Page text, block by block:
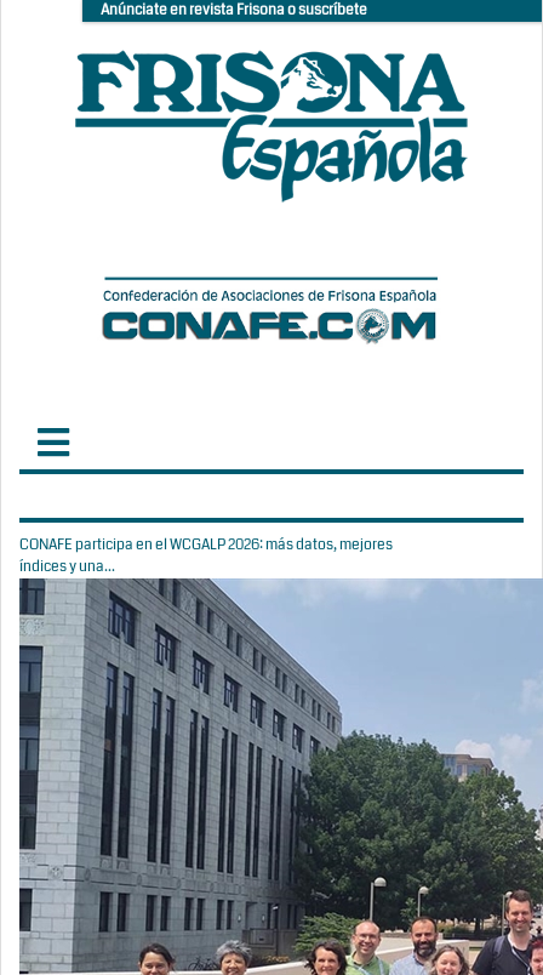
Anúnciate en revista Frisona o suscríbete
CONAFE participa en el WCGALP 2026: más datos, mejores
índices y una...